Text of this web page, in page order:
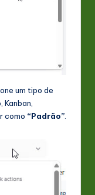
um tipo de
como “Padrão”